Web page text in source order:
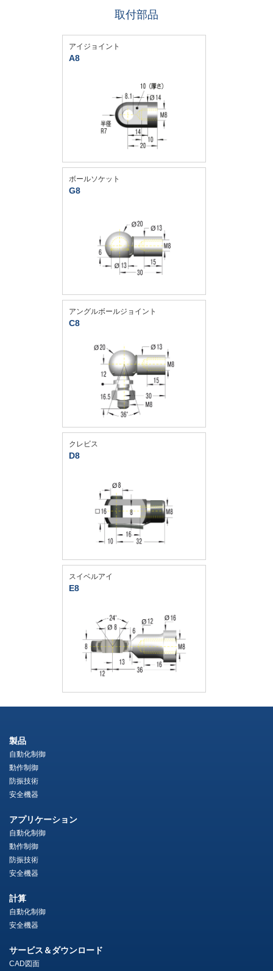
取付部品
アイジョイント
A8
ボールソケット
G8
アングルボールジョイント
C8
クレビス
D8
スイベルアイ
E8
製品
自動化制御
動作制御
防振技術
安全機器
アプリケーション
自動化制御
動作制御
防振技術
安全機器
計算
自動化制御
安全機器
サービス＆ダウンロード
CAD図面